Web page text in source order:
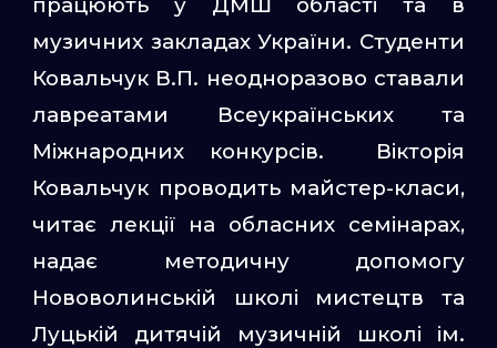
музичних закладах України. Студенти
Ковальчук В.П. неодноразово ставали
лавреатами Всеукраїнських та
Міжнародних конкурсів. Вікторія
Ковальчук проводить майстер-класи,
читає лекції на обласних семінарах,
надає методичну допомогу
Нововолинській школі мистецтв та
Луцькій дитячій музичній школі ім.